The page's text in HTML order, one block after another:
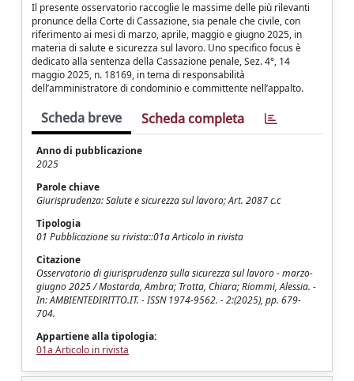
Il presente osservatorio raccoglie le massime delle più rilevanti
pronunce della Corte di Cassazione, sia penale che civile, con
riferimento ai mesi di marzo, aprile, maggio e giugno 2025, in
materia di salute e sicurezza sul lavoro. Uno specifico focus è
dedicato alla sentenza della Cassazione penale, Sez. 4°, 14
maggio 2025, n. 18169, in tema di responsabilità
dell’amministratore di condominio e committente nell’appalto.
Scheda breve Scheda completa
Anno di pubblicazione
2025
Parole chiave
Giurisprudenza: Salute e sicurezza sul lavoro; Art. 2087 c.c
Tipologia
01 Pubblicazione su rivista::01a Articolo in rivista
Citazione
Osservatorio di giurisprudenza sulla sicurezza sul lavoro - marzo-
giugno 2025 / Mostarda, Ambra; Trotta, Chiara; Riommi, Alessia. -
In: AMBIENTEDIRITTO.IT. - ISSN 1974-9562. - 2:(2025), pp. 679-
704.
Appartiene alla tipologia:
01a Articolo in rivista